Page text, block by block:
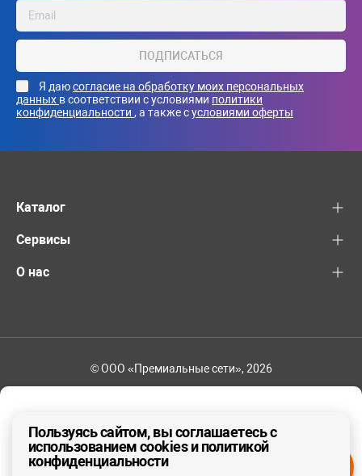
ДА, ВЕРНО
ПОДПИСАТЬСЯ
Я даюсогласие на обработку моих персональных
данных в соответствии с условиями политики
конфиденциальности , а также сусловиями оферты
Каталог
Сервисы
О нас
© ООО «Премиальные сети», 2026
Пользуясь сайтом, вы соглашаетесь с
использованием cookies и политикой
конфиденциальности